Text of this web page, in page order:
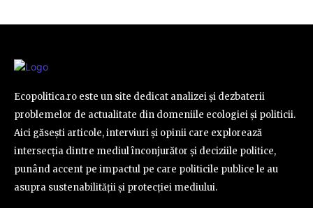
Ecopolitica.ro este un site dedicat analizei și dezbaterii
problemelor de actualitate din domeniile ecologiei și politicii.
Aici găsești articole, interviuri și opinii care explorează
intersecția dintre mediul înconjurător și deciziile politice,
punând accent pe impactul pe care politicile publice le au
asupra sustenabilității și protecției mediului.